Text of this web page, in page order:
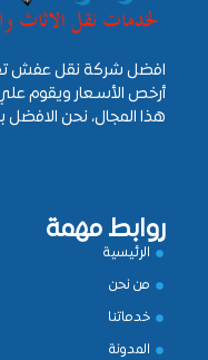
افضل شركة نقل عفش
أرخص الأسـعار ويقوم
هذا المجال، نحن
روابط مهمة
الرئيسية
من نحن
خدماتنا
المدونة